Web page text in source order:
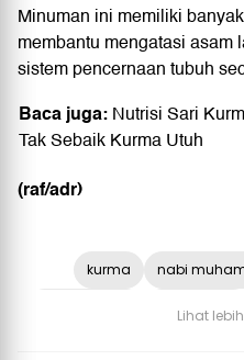
Minuman ini memiliki
membantu mengatasi asam
sistem pencernaan tubuh
Baca juga:Nutrisi Sari
Tak Sebaik Kurma Utuh
(raf/adr)
kurma nabi
kurma ajwa
Lihat